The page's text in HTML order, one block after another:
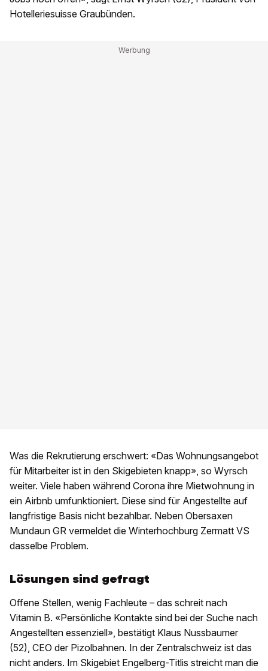
Hotelleriesuisse Graubünden.
Was die Rekrutierung erschwert: «Das Wohnungsangebot
für Mitarbeiter ist in den Skigebieten knapp», so Wyrsch
weiter. Viele haben während Corona ihre Mietwohnung in
ein Airbnb umfunktioniert. Diese sind für Angestellte auf
langfristige Basis nicht bezahlbar. Neben Obersaxen
Mundaun GR vermeldet die Winterhochburg Zermatt VS
dasselbe Problem.
Lösungen sind gefragt
Offene Stellen, wenig Fachleute – das schreit nach
Vitamin B. «Persönliche Kontakte sind bei der Suche nach
Angestellten essenziell», bestätigt Klaus Nussbaumer
(52), CEO der Pizolbahnen. In der Zentralschweiz ist das
nicht anders. Im Skigebiet Engelberg-Titlis streicht man die